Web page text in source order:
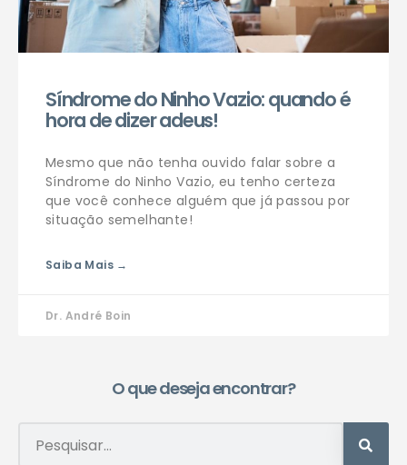
Síndrome do Ninho Vazio: quando é
hora de dizer adeus!
Mesmo que não tenha ouvido falar sobre a
Síndrome do Ninho Vazio, eu tenho certeza
que você conhece alguém que já passou por
situação semelhante!
Saiba Mais →
Dr. André Boin
O que deseja encontrar?